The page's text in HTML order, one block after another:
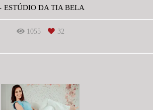
ESTÚDIO DA TIA BELA
1055 32